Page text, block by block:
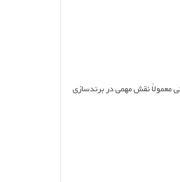
معمولاً نقش مهمی در برندسازی